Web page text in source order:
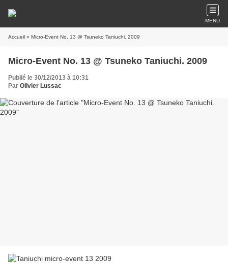
MENU
Accueil » Micro-Event No. 13 @ Tsuneko Taniuchi. 2009
Micro-Event No. 13 @ Tsuneko Taniuchi. 2009
Publié le 30/12/2013 à 10:31
Par Olivier Lussac